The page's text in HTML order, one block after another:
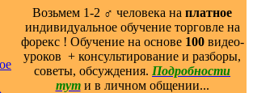
Возьмем 1-2 ‍♂️ человека на платное
индивидуальное обучение торговле на
форекс ! Обучение на основе 100видео-
уроков ️ + консультирование и разборы,
советы, обсуждения. Подробности
тут и в личном общении...